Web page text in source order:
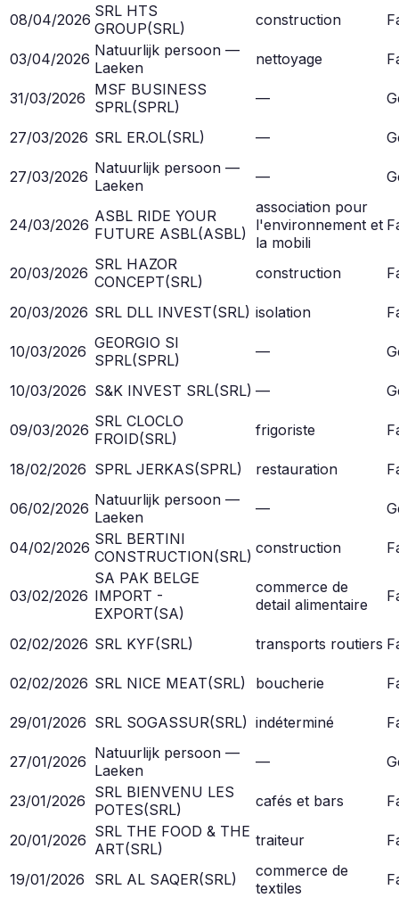
08/04/2026 SRL HTS
GROUP(SRL) construction
03/04/2026 Natuurlijk persoon —
Laeken
nettoyage
31/03/2026 MSF BUSINESS
SPRL(SPRL) —
27/03/2026 SRL ER.OL(SRL) —
27/03/2026 Natuurlijk persoon —
Laeken
—
24/03/2026 ASBL RIDE YOUR
FUTURE ASBL(ASBL)
association pour
l'environnement et
la mobili
20/03/2026 SRL HAZOR
CONCEPT(SRL) construction
20/03/2026 SRL DLL INVEST(SRL) isolation
10/03/2026 GEORGIO SI
SPRL(SPRL) —
10/03/2026 S&K INVEST SRL(SRL) —
09/03/2026 SRL CLOCLO
FROID(SRL) frigoriste
18/02/2026 SPRL JERKAS(SPRL) restauration
06/02/2026 Natuurlijk persoon —
Laeken
—
04/02/2026 SRL BERTINI
CONSTRUCTION(SRL) construction
03/02/2026
SA PAK BELGE
IMPORT -
EXPORT(SA)
commerce de
detail alimentaire
02/02/2026 SRL KYF(SRL) transports routiers
02/02/2026 SRL NICE MEAT(SRL) boucherie
29/01/2026 SRL SOGASSUR(SRL) indéterminé
27/01/2026 Natuurlijk persoon —
Laeken
—
23/01/2026 SRL BIENVENU LES
POTES(SRL) cafés et bars
20/01/2026 SRL THE FOOD & THE
ART(SRL) traiteur
19/01/2026 SRL AL SAQER(SRL)
commerce de
textiles